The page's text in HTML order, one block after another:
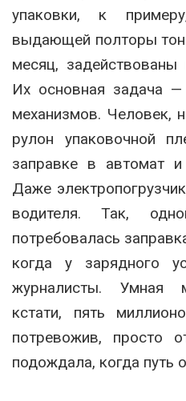
упаковки, к
выдающей полторы
месяц,
Их основная задача
механизмов. Человек,
рулон упаковочной
заправке в автомат
Даже
водителя. Так,
потребовалась
когда у зарядного
журналисты. Умная
кстати, пять
потревожив, просто
подождала, когда путь